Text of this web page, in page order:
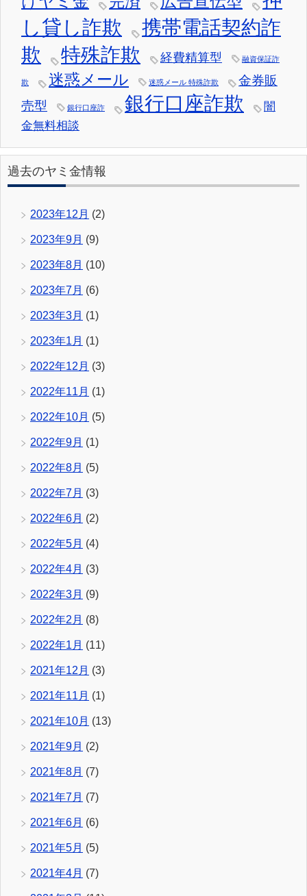
し貸し詐欺
携帯電話契約詐
欺
特殊詐欺 経費精算型 融資保証詐
欺 迷惑メール 迷惑メール 特殊詐欺
金券販
売型
銀行口座詐 銀行口座詐欺
闇
金無料相談
過去のヤミ金情報
2023年12月 (2)
2023年9月 (9)
2023年8月 (10)
2023年7月 (6)
2023年3月 (1)
2023年1月 (1)
2022年12月 (3)
2022年11月 (1)
2022年10月 (5)
2022年9月 (1)
2022年8月 (5)
2022年7月 (3)
2022年6月 (2)
2022年5月 (4)
2022年4月 (3)
2022年3月 (9)
2022年2月 (8)
2022年1月 (11)
2021年12月 (3)
2021年11月 (1)
2021年10月 (13)
2021年9月 (2)
2021年8月 (7)
2021年7月 (7)
2021年6月 (6)
2021年5月 (5)
2021年4月 (7)